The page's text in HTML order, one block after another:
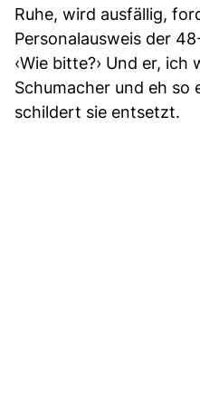
Ruhe, wird ausfällig,
Personalausweis der
‹Wie bitte?› Und er, ich
Schumacher und eh so
schildert sie entsetzt.